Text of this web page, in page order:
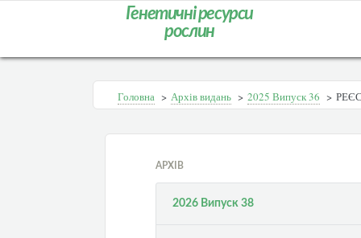
Генетичні ресурси
рослин
Головна > Архів видань > 2025 Випуск 36 >
АРХІВ
2026 Випуск 38